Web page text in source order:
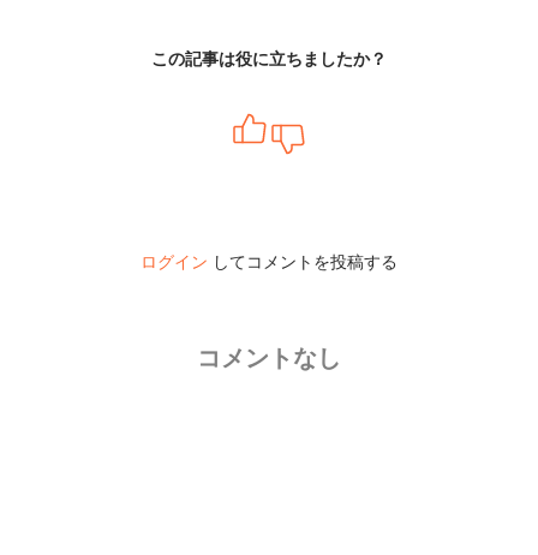
この記事は役に立ちましたか？
ログイン してコメントを投稿する
コメントなし